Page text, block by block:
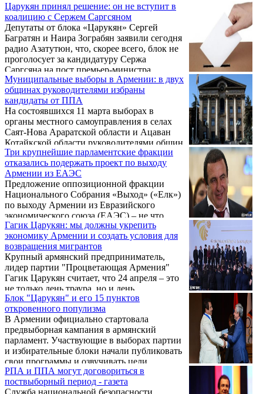
Царукян принял решение: он не вступит в
коалицию с Сержем Саргсяном
Депутаты от блока «Царукян» Сергей
Багратян и Наира Зограбян заявили сегодня
радио Азатутюн, что, скорее всего, блок не
проголосует за кандидатуру Сержа
Саргсяна на пост премьер-министра.
Муниципальные выборы в Армении: в двух
общинах руководителями избраны
кандидаты от ППА
На состоявшихся 11 марта выборах в
органы местного самоуправления в селах
Саят-Нова Араратской области и Ацаван
Котайкской области руководителями общин
избраны кандидаты от партии
«Процветающая Армения» (ППА).
Три крупнейшие парламентские фракции
отказались подержать проект по выходу
Армении из ЕАЭС
Предложение оппозиционной фракции
Национального Собрания «Выход» («Елк»)
по выходу Армении из Евразийского
экономического союза (ЕАЭС) – не что
иное, как предложение по изменению
военно-политического курса. Об этом
заявил сегодня на заседании парламента РА
руководитель фракции АРФ
«Дашнакцутюн» Армен Рустамян.
Гагик Царукян: мы должны укрепить
экономику Армении и создать условия для
возвращения мигрантов
Крупный армянский предприниматель,
лидер партии "Процветающая Армения"
Гагик Царукян считает, что 24 апреля – это
не только день траура, но и день
объединения армянского народа.
Блок "Царукян" и его 15 пунктов
откровенного популизма
В Армении официально стартовала
предвыборная кампания в армянский
парламент. Участвующие в выборах партии
и избирательные блоки начали публиковать
свои программы и озвучивать цели,
которые они намерены реализовать, в
случае победы на выборах.
РПА и ППА могут договориться в
поствыборный период - газета
Служба национальной безопасности